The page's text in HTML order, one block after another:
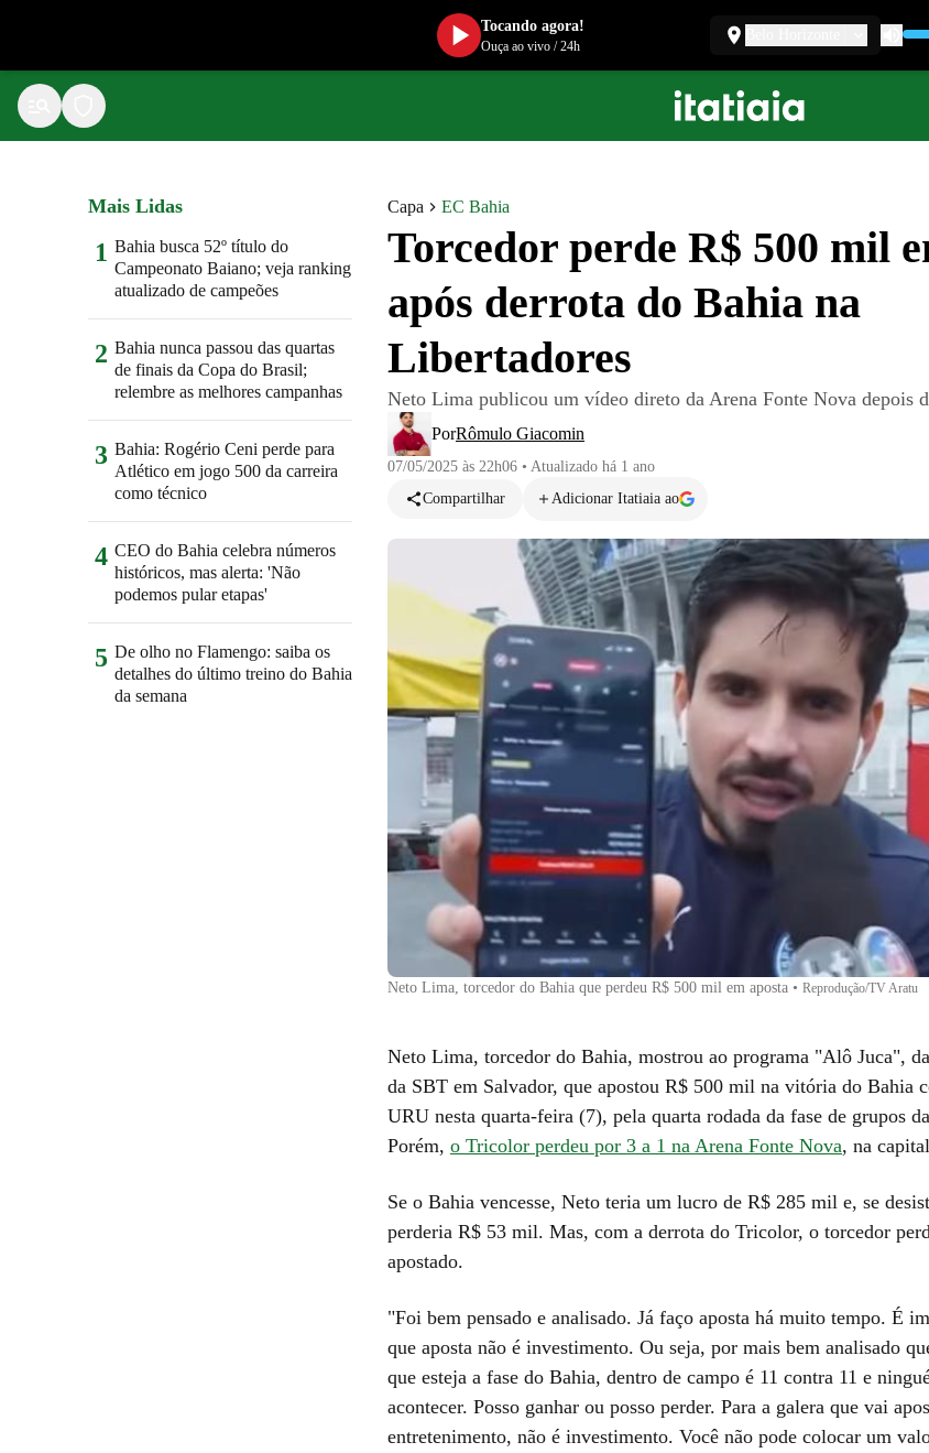
Capa EC Bahia
Torcedor perde R$ 500 mil
após derrota do Bahia na
Libertadores
Neto Lima publicou um vídeo direto da Arena Fonte Nova depois
PorRômulo Giacomin
07/05/2025 às 22h06 • Atualizado há 1 ano
Compartilhar
Adicionar Itatiaia ao
Neto Lima, torcedor do Bahia que perdeu R$ 500 mil em aposta • Reprodução/TV Aratu
Neto Lima, torcedor do Bahia, mostrou ao programa "Alô Juca",
da SBT em Salvador, que apostou R$ 500 mil na vitória do Bahia
URU nesta quarta-feira (7), pela quarta rodada da fase de grupos da
Porém, o Tricolor perdeu por 3 a 1 na Arena Fonte Nova, na
Se o Bahia vencesse, Neto teria um lucro de R$ 285 mil e, se
perderia R$ 53 mil. Mas, com a derrota do Tricolor, o torcedor
apostado.
"Foi bem pensado e analisado. Já faço aposta há muito tempo. É
que aposta não é investimento. Ou seja, por mais bem analisado
que esteja a fase do Bahia, dentro de campo é 11 contra 11 e
acontecer. Posso ganhar ou posso perder. Para a galera que vai
entretenimento, não é investimento. Você não pode colocar um
Mais Lidas
1 Bahia busca 52º título do
Campeonato Baiano; veja ranking
atualizado de campeões
2 Bahia nunca passou das quartas
de finais da Copa do Brasil;
relembre as melhores campanhas
3 Bahia: Rogério Ceni perde para
Atlético em jogo 500 da carreira
como técnico
4 CEO do Bahia celebra números
históricos, mas alerta: 'Não
podemos pular etapas'
5 De olho no Flamengo: saiba os
detalhes do último treino do Bahia
da semana
Tocando agora!
Ouça ao vivo/24h